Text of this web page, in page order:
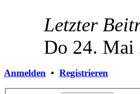
Letzter
Do 24. Mai
Anmelden • Registrieren